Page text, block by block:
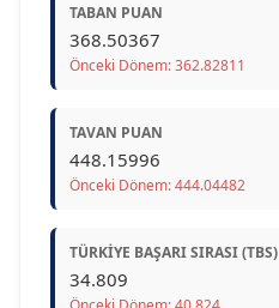
TABAN PUAN
368.50367
Önceki Dönem: 362.82811
TAVAN PUAN
448.15996
Önceki Dönem: 444.04482
TÜRKIYE BAŞARI SIRASI (TBS)
34.809